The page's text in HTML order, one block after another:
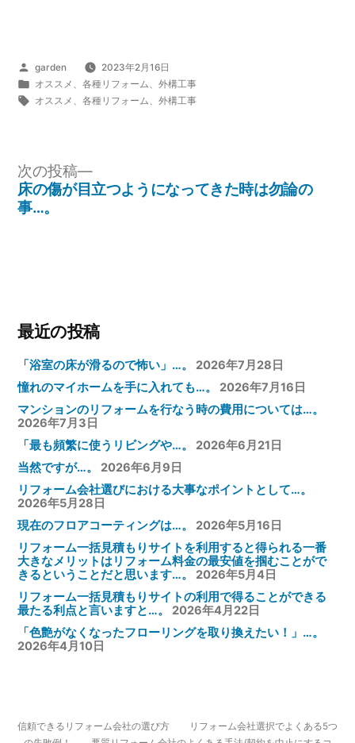
投
稿
者:
garden
2023年2月16日
カ
テ
オススメ 各種リフォーム
外構工事
タ
オススメ 各種リフォーム 外構工事
投
稿
シ
ン
次の投稿
次
の
床の傷が目立つようになってきた時は勿論の
事…。
最近の投稿
「浴室の床が滑るので怖い」…。
2026年7月28日
憧れのマイホームを手に入れても…。
2026年7月16日
マンションのリフォームを行なう時の費用については…。
2026年7月3日
「最も頻繁に使うリビングや…。
2026年6月21日
当然ですが…。
2026年6月9日
リフォーム会社選びにおける大事なポイントとして…。
2026年5月28日
現在のフロアコーティングは…。
2026年5月16日
リフォーム一括見積もりサイトを利用すると得られる一番
大きなメリットはリフォーム料金の最安値を掴むことがで
きるということだと思います…。
2026年5月4日
リフォーム一括見積もりサイトの利用で得ることができる
最たる利点と言いますと…。
2026年4月22日
「色艶がなくなったフローリングを取り換えたい！」…。
2026年4月10日
信頼できるリフォーム会社の選び方
リフォーム会社選択でよくある5つ